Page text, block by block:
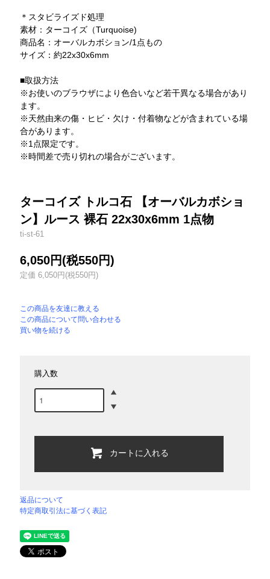
＊スタビライズド処理
素材：ターコイズ（Turquoise)
商品名：オーバルカボション/1点もの
サイズ：約22x30x6mm
■取扱方法
※お使いのブラウザにより色合いなど若干異なる場合があり
ます。
※天然由来の傷・ヒビ・欠け・付着物などが含まれている場
合があります。
※1点限定です。
※時間差で売り切れの場合がございます。
ターコイズ トルコ石 【オーバルカボショ
ン】ルース 裸石 22x30x6mm 1点物
ti-st-61
6,050円(税550円)
定価 6,050円(税550円)
この商品を友達に教える
この商品について問い合わせる
買い物を続ける
購入数
カートに入れる
返品について
特定商取引法に基づく表記